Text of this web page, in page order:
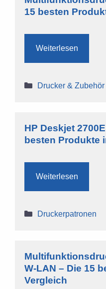
15 besten
Weiterlesen
Kategorien
Drucker & Zubehör
HP Deskjet
besten Produkte
Weiterlesen
Kategorien
Druckerpatronen
W-LAN – Die 15
Vergleich